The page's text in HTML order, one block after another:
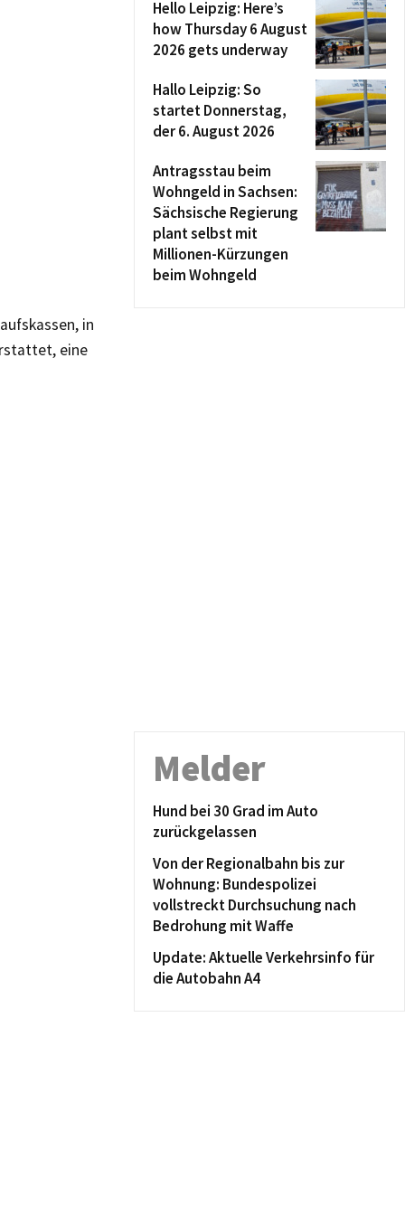
in
eine
Hello Leipzig: Here’s
how Thursday 6 August
2026 gets underway
Hallo Leipzig: So
startet Donnerstag,
der 6. August 2026
Antragsstau beim
Wohngeld in Sachsen:
Sächsische Regierung
plant selbst mit
Millionen-Kürzungen
beim Wohngeld
Melder
Hund bei 30 Grad im Auto
zurückgelassen
Von der Regionalbahn bis zur
Wohnung: Bundespolizei
vollstreckt Durchsuchung nach
Bedrohung mit Waffe
Update: Aktuelle Verkehrsinfo für
die Autobahn A4